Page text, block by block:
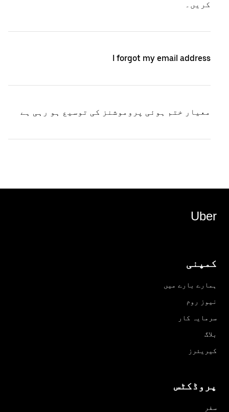
کریں۔
I forgot my email address
معیار ختم ہوئی پروموشنز کی توسیع ہو رہی ہے
Uber
کمپنی
ہمارے بارے میں
نیوز روم
سرمایہ کار
بلاگ
کیریئرز
پروڈکٹس
سفر